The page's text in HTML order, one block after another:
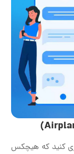
کنید که هیچکس